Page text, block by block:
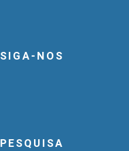
SIGA-NOS
PESQUISA